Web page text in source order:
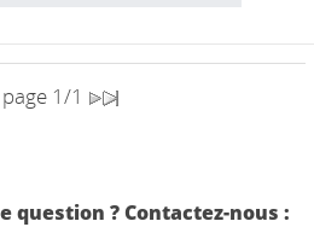
page 1/1
question ? Contactez-nous :